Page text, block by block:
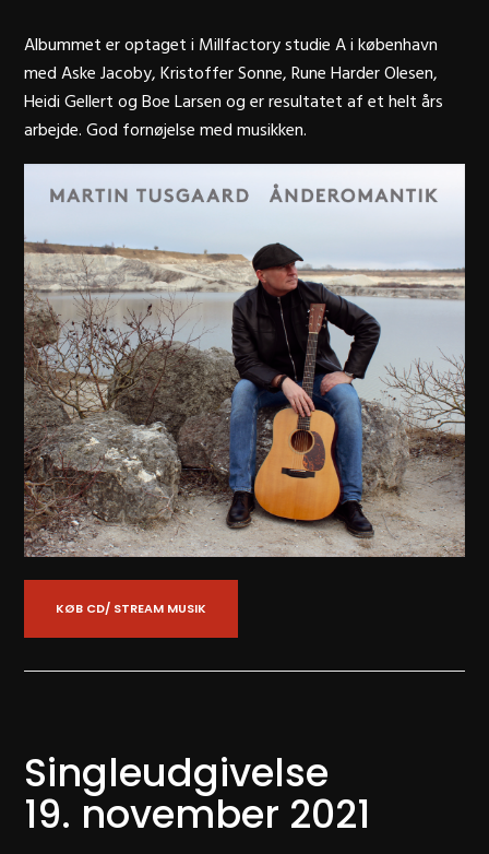
Albummet er optaget i Millfactory studie A i københavn
med Aske Jacoby, Kristoffer Sonne, Rune Harder Olesen,
Heidi Gellert og Boe Larsen og er resultatet af et helt års
arbejde. God fornøjelse med musikken.
KØB CD/ STREAM MUSIK
Singleudgivelse
19. november 2021